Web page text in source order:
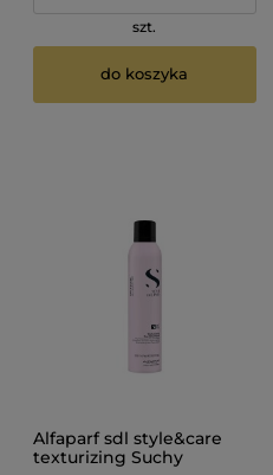
szt.
do koszyka
Alfaparf sdl style&care
texturizing Suchy